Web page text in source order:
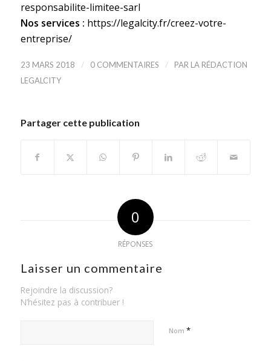
responsabilite-limitee-sarl
Nos services : https://legalcity.fr/creez-votre-
entreprise/
23 MARS 2018 / 0 COMMENTAIRES / PAR LA RÉDACTION
LEGALCITY
Partager cette publication
0
RÉPONSES
Laisser un commentaire
Rejoindre la discussion?
N’hésitez pas à contribuer !
Nom *